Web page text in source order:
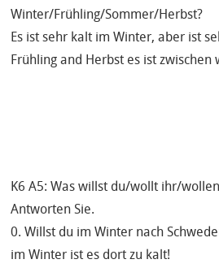
Winter/Frühling/Sommer/Herbst?
Es ist sehr kalt im Winter, aber ist
Frühling and Herbst es ist zwischen
K6 A5: Was willst du/wollt ihr/
Antworten Sie.
0. Willst du im Winter nach
im Winter ist es dort zu kalt!